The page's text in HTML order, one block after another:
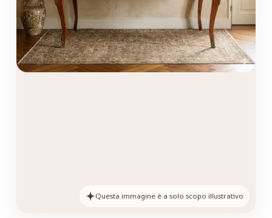
Questa immagine è a solo scopo illustrativo